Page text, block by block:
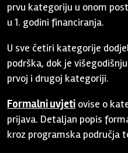
prvu kategoriju u onom
u 1. godini financiranja.
U sve četiri kategorije
podrška, dok je
prvoj i drugoj kategoriji.
Formalni uvjeti ovise o
prijava. Detaljan popis
kroz programska područja